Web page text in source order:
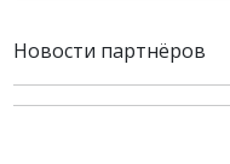
Новости партнёров